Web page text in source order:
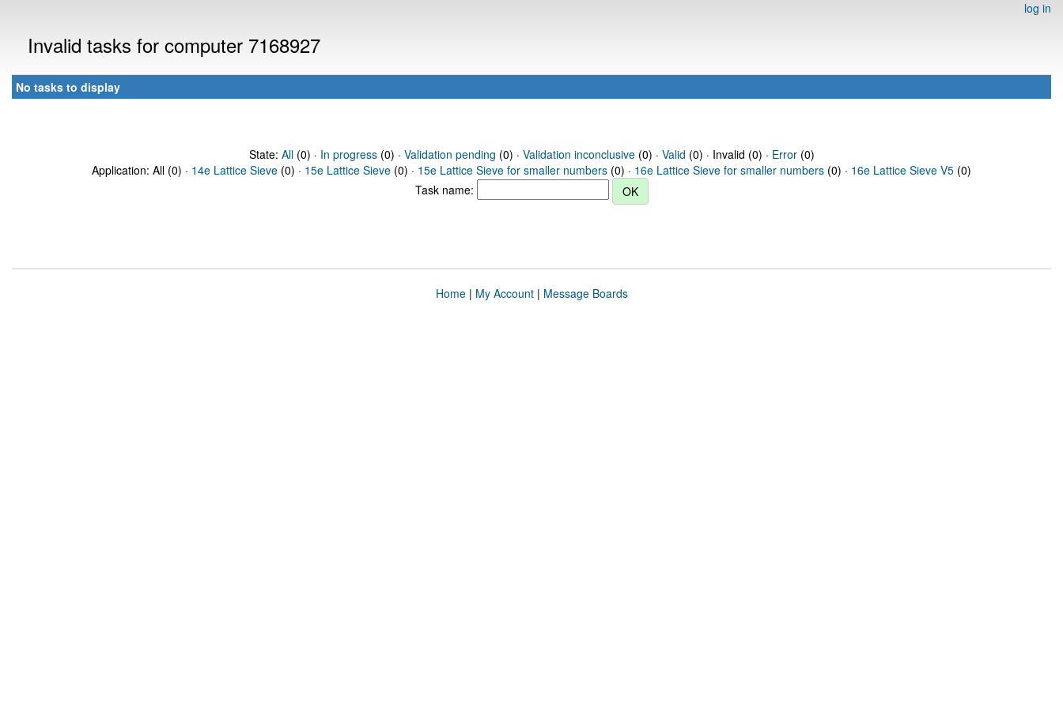
log in
Invalid tasks for computer 7168927
No tasks to display
State: All(0) · In progress(0) · Validation pending (0) · Validation inconclusive(0) · Valid (0) · Invalid (0) · Error(0)
Application: All (0) · 14e Lattice Sieve (0) · 15e Lattice Sieve (0) · 15e Lattice Sieve for smaller numbers (0) · 16e Lattice Sieve for smaller numbers (0) · 16e Lattice Sieve V5 (0)
Task name:
Home| My Account| Message Boards